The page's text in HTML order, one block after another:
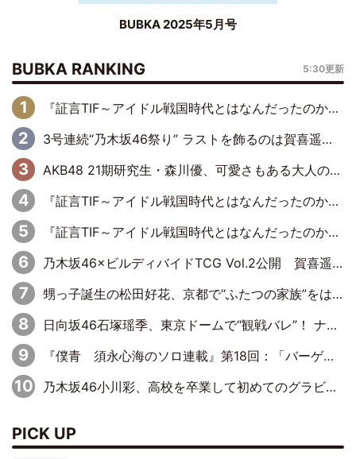
BUBKA 2025年5月号
BUBKA RANKING 5:30更新
『証言TIF～アイドル戦国時代とはなんだったのか～』第6回：でんぱ組.inc・古川未鈴×相沢梨紗「『ハロプロやりたかったな』って言ったら、夢眠ねむさんに『てめえはでんぱ組．incなんだよ！』って肩パンされて(笑)」
3号連続“乃木坂46祭り” ラストを飾るのは賀喜遥香…5年ぶりの登場に「5年分大人になった私を見ていただけたら」
AKB48 21期研究生・森川優、可愛さもある大人の女性に
『証言TIF～アイドル戦国時代とはなんだったのか～』第11回：私立恵比寿中学・真山りか×安本彩花「TIFで10年ぶりのキョンシーメイクをしたら、場を完全に引かせてしまって。時代が変わったんだなって」
『証言TIF～アイドル戦国時代とはなんだったのか～』第10回：さくら学院・武藤彩未×飯田らうら「正直、中3で辞めるというのを信じてなくて。そう言われてはいたけど、嘘でしょって」
乃木坂46×ビルディバイドTCG Vol.2公開 賀喜遥香＆田村真佑が『京まふ』ステージに登壇
甥っ子誕生の松田好花、京都で“ふたつの家族”をはしご！ “母”黒谷友香に見送られ、“父”松岡昌宏とはハシゴ酒
日向坂46石塚瑶季、東京ドームで“観戦バレ”！ ナイツ・塙も認めた「巨人に詳しすぎるアイドル」は元VENUSスクール生で杉内コーチ推し⁉
『僕青 須永心海のソロ連載』第18回：「バーゲンセールハンターみうな inしまむら」編
乃木坂46小川彩、高校を卒業して初めてのグラビア「大人になった感じがしました(笑)」
PICK UP